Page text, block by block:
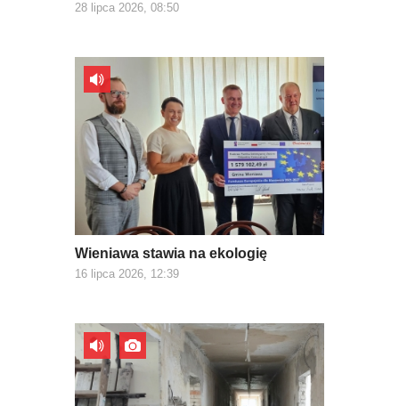
28 lipca 2026, 08:50
Wieniawa stawia na ekologię
16 lipca 2026, 12:39